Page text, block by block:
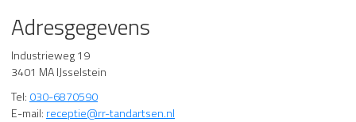
Adresgegevens
Industrieweg 19
3401 MA IJsselstein
Tel: 030-6870590
E-mail: receptie@rr-tandartsen.nl